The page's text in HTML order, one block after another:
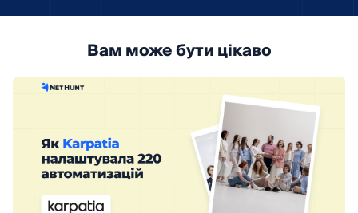
Вам може бути цікаво